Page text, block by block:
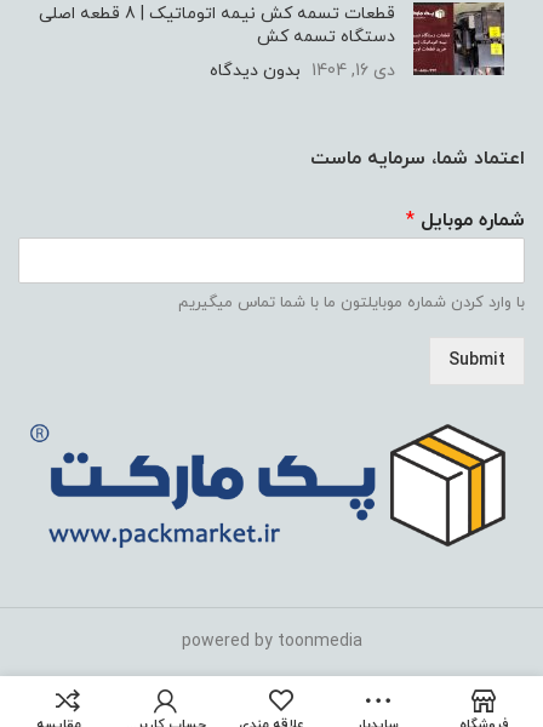
قطعات تسمه کش نیمه اتوماتیک | 8 قطعه اصلی
دستگاه تسمه کش
دی 16, 1404
بدون دیدگاه
اعتماد شما، سرمایه ماست
شماره موبایل *
با وارد کردن شماره موبایلتون ما با شما تماس میگیریم
Submit
powered by toonmedia